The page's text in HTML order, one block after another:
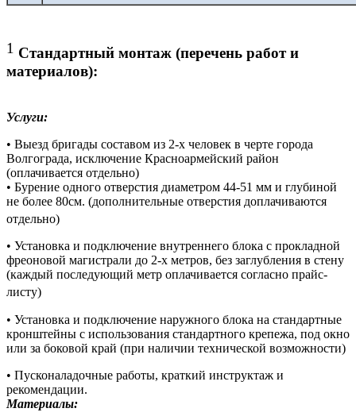
1 Стандартный монтаж (перечень работ и
материалов):
Услуги:
• Выезд бригады составом из 2-х человек в черте города
Волгограда, исключение Красноармейский район
(оплачивается отдельно)
• Бурение одного отверстия диаметром 44-51 мм и глубиной
не более 80см. (дополнительные отверстия доплачиваются
отдельно)
• Установка и подключение внутреннего блока с прокладной
фреоновой магистрали до 2-х метров, без заглубления в стену
(каждый последующий метр оплачивается согласно прайс-
листу)
• Установка и подключение наружного блока на стандартные
кронштейны с использования стандартного крепежа, под окно
или за боковой край (при наличии технической возможности)
• Пусконаладочные работы, краткий инструктаж и
рекомендации.
Материалы: